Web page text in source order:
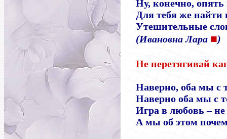
Ну, конечно, опять
Для тебя же найти
Утешительные
(Ивановна Лара ■)
Не перетягивай
Наверно, оба мы с
Наверно оба мы с
Игра в любовь – не
А мы об этом